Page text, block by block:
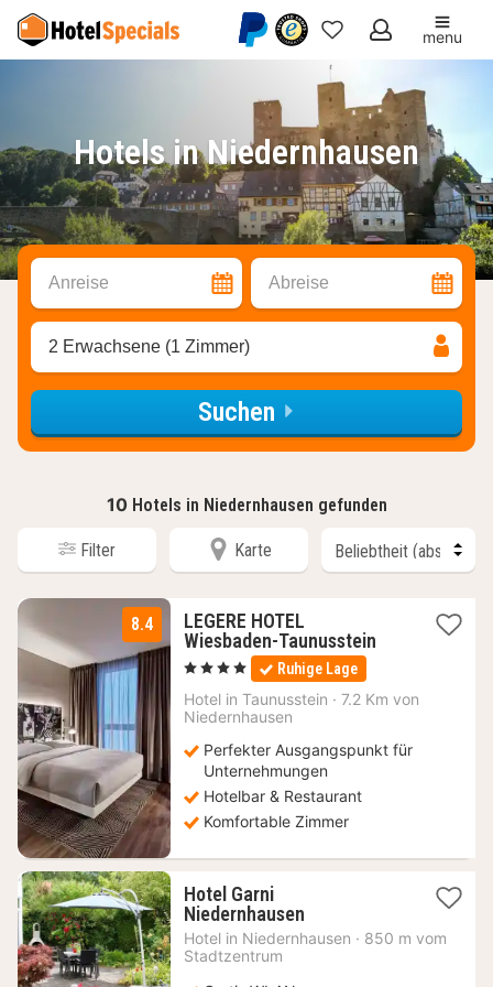
Meine
Favoriten
menu
Hotels in Niedernhausen
Anreise Abreise
2 Erwachsene (1 Zimmer)
Suchen
10 Hotels in Niedernhausen gefunden
Filter Karte
8.4
LEGERE HOTEL
Wiesbaden-Taunusstein2
89
, 4 Sterne Ruhige Lage
Hotel in Taunusstein · 7.2 Km von
Niedernhausen
Perfekter Ausgangspunkt für
Unternehmungen
Hotelbar & Restaurant
Komfortable Zimmer
Hotel Garni
Niedernhausen1
Nacht
Hotel in Niedernhausen · 850 m vom
Stadtzentrum